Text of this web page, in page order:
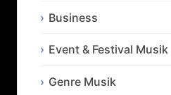
Business
Event & Festival Musik
Genre Musik